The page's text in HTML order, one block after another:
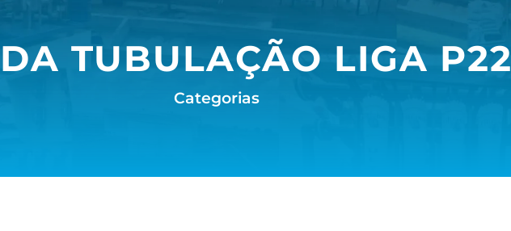
TUBULAÇÃO LIGA P22
Categorias